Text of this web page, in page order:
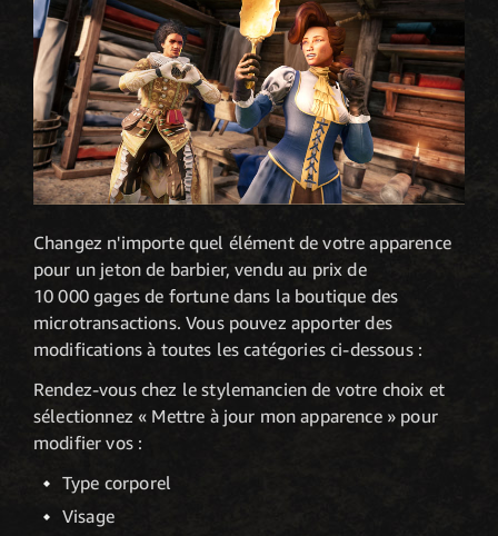
Changez n'importe quel élément de votre apparence
pour un jeton de barbier, vendu au prix de
10 000 gages de fortune dans la boutique des
microtransactions. Vous pouvez apporter des
modifications à toutes les catégories ci-dessous :
Rendez-vous chez le stylemancien de votre choix et
sélectionnez « Mettre à jour mon apparence » pour
modifier vos :
Type corporel
Visage